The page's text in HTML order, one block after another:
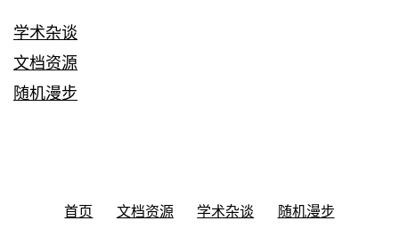
学术杂谈
文档资源
随机漫步
首页 文档资源 学术杂谈 随机漫步